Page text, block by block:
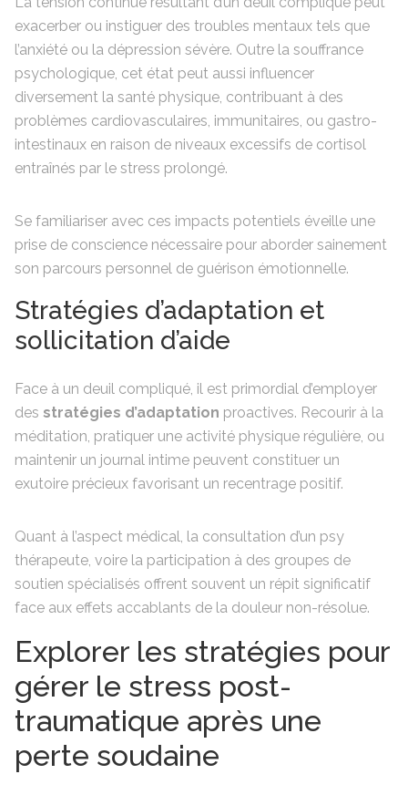
exacerber ou instiguer des troubles mentaux tels que
l’anxiété ou la dépression sévère. Outre la souffrance
psychologique, cet état peut aussi influencer
diversement la santé physique, contribuant à des
problèmes cardiovasculaires, immunitaires, ou gastro-
intestinaux en raison de niveaux excessifs de cortisol
entraînés par le stress prolongé.
Se familiariser avec ces impacts potentiels éveille une
prise de conscience nécessaire pour aborder sainement
son parcours personnel de guérison émotionnelle.
Stratégies d’adaptation et
sollicitation d’aide
Face à un deuil compliqué, il est primordial d’employer
des stratégies d’adaptation proactives. Recourir à la
méditation, pratiquer une activité physique régulière, ou
maintenir un journal intime peuvent constituer un
exutoire précieux favorisant un recentrage positif.
Quant à l’aspect médical, la consultation d’un psy
thérapeute, voire la participation à des groupes de
soutien spécialisés offrent souvent un répit significatif
face aux effets accablants de la douleur non-résolue.
Explorer les stratégies pour
gérer le stress post-
traumatique après une
perte soudaine